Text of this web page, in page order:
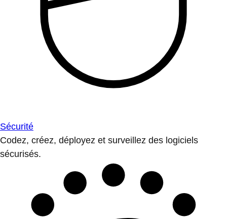
Sécurité
Codez, créez, déployez et surveillez des logiciels
sécurisés.